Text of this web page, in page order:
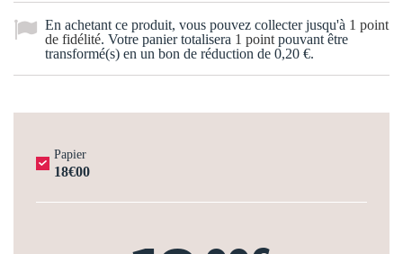
En achetant ce produit, vous pouvez collecter jusqu'à 1 point
de fidélité. Votre panier totalisera 1 point pouvant être
transformé(s) en un bon de réduction de 0,20 €.
Papier
18€00